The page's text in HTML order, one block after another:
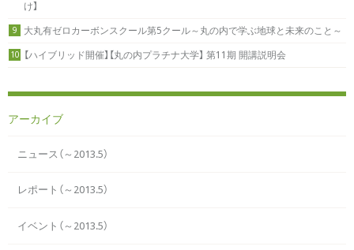
け】
9 大丸有ゼロカーボンスクール第5クール～丸の内で学ぶ地球と未来のこと～
10 【ハイブリッド開催】【丸の内プラチナ大学】 第11期 開講説明会
アーカイブ
ニュース（～2013.5）
レポート（～2013.5）
イベント（～2013.5）